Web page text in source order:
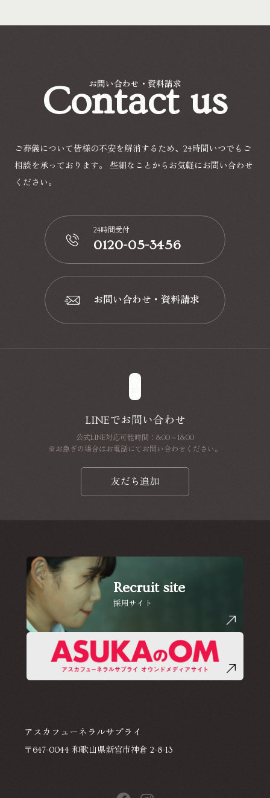
お問い合わせ・資料請求
Contact us
ご葬儀について皆様の不安を解消するため、24時間いつでもご
相談を承っております。
些細なことからお気軽にお問い合わせ
ください。
📞
24時間受付
0120-05-3456
📩
お問い合わせ・資料請求
LINEでお問い合わせ
公式LINE対応可能時間：8:00～18:00
※お急ぎの場合はお電話にてお問い合わせください。
友だち追加
アスカフューネラルサプライ
〒647-0044 和歌山県新宮市神倉 2-8-13
採用サイト
Recruit site